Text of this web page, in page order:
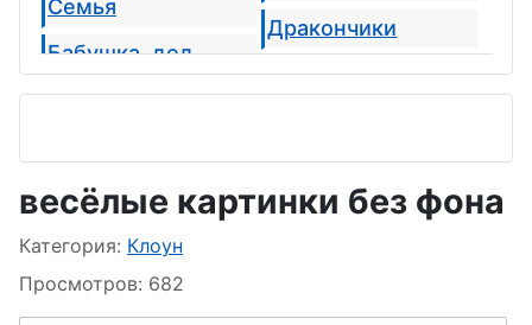
Семья
Бабушка, дед
Будущая мама
Снеговик
Бабка-Ёжка
Ведьма
Дракончики
Тигрята
Белочки
Заяц
весёлые картинки без фона
Информация о материале
Категория: Клоун
Просмотров: 682